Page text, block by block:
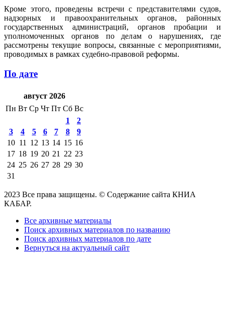
Кроме этого, проведены встречи с представителями судов,
надзорных и правоохранительных органов, районных
государственных администраций, органов пробации и
уполномоченных органов по делам о нарушениях, где
рассмотрены текущие вопросы, связанные с мероприятиями,
проводимых в рамках судебно-правовой реформы.
По дате
август 2026
Пн Вт Ср Чт Пт Сб Вс
1
2
3
4 5 6 7 8
9
10 11 12 13 14 15 16
17 18 19 20 21 22 23
24 25 26 27 28 29 30
31
2023 Все права защищены. © Содержание сайта КНИА
КАБАР.
Все архивные материалы
Поиск архивных материалов по названию
Поиск архивных материалов по дате
Вернуться на актуальный сайт